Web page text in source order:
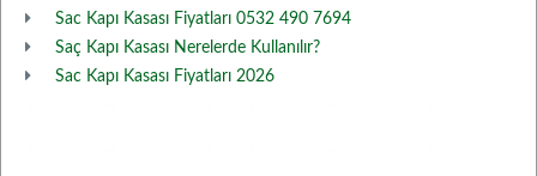
Sac Kapı Kasası Fiyatları 0532 490 7694
Saç Kapı Kasası Nerelerde Kullanılır?
Sac Kapı Kasası Fiyatları 2026